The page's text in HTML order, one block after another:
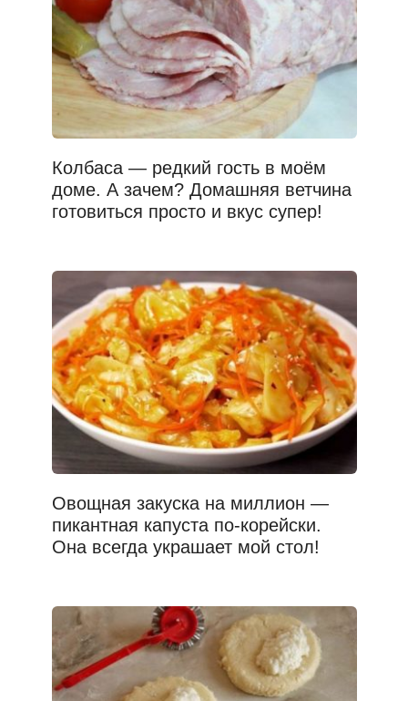
Колбаса — редкий гость в моём
доме. А зачем? Домашняя ветчина
готовиться просто и вкус супер!
Овощная закуска на миллион —
пикантная капуста по-корейски.
Она всегда украшает мой стол!